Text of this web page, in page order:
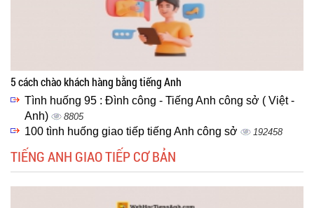
5 cách chào khách hàng bằng tiếng Anh
Tình huống 95 : Đình công - Tiếng Anh công sở ( Việt -
Anh)
8805
100 tình huống giao tiếp tiếng Anh công sở 192458
TIẾNG ANH GIAO TIẾP CƠ BẢN